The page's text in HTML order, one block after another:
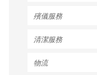
殯儀服務
清潔服務
物流